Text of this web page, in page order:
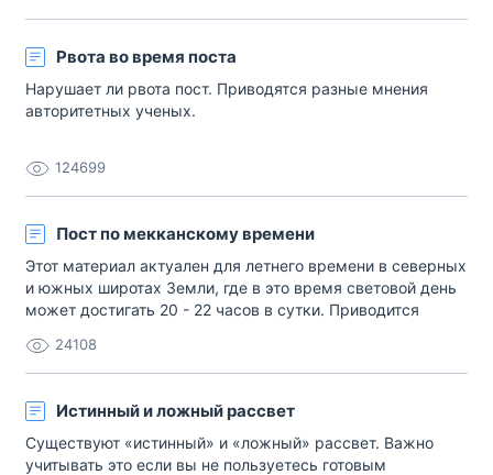
Рвота во время поста
Нарушает ли рвота пост. Приводятся разные мнения
авторитетных ученых.
124699
Пост по мекканскому времени
Этот материал актуален для летнего времени в северных
и южных широтах Земли, где в это время световой день
может достигать 20 - 22 часов в сутки. Приводится
некоторые люди могут поститься по мекканскому
времени.
24108
Истинный и ложный рассвет
Существуют «истинный» и «ложный» рассвет. Важно
учитывать это если вы не пользуетесь готовым